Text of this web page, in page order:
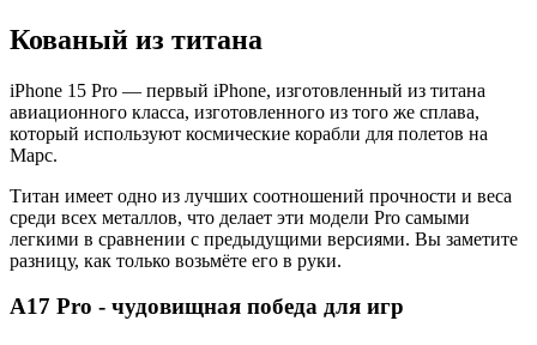
Кованый из титана
iPhone 15 Pro — первый iPhone, изготовленный из титана
авиационного класса, изготовленного из того же сплава,
который используют космические корабли для полетов на
Марс.
Титан имеет одно из лучших соотношений прочности и веса
среди всех металлов, что делает эти модели Pro самыми
легкими в сравнении с предыдущими версиями. Вы заметите
разницу, как только возьмёте его в руки.
A17 Pro - чудовищная победа для игр